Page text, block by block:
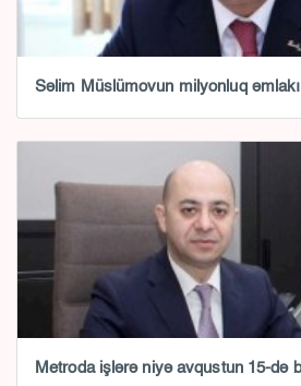
Səlim Müslümovun milyonluq əmlakı
Metroda işlərə niyə avqustun 15-də